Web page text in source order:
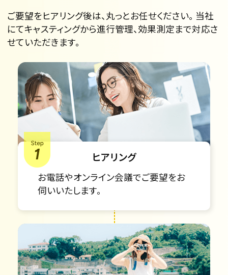
ご要望をヒアリング後は、丸っとお任せください。 当社
にてキャスティングから進行管理、効果測定まで対応さ
せていただきます。
ヒアリング
お電話やオンライン会議でご要望をお
伺いいたします。